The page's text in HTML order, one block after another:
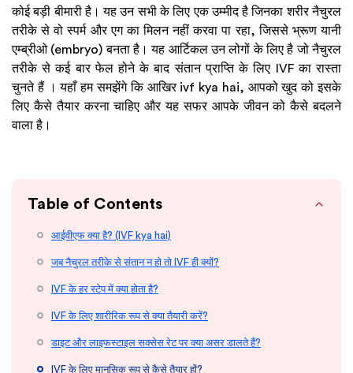
कोई बड़ी बीमारी है। यह उन सभी के लिए एक उम्मीद है जिनका शरीर नैचुरल
तरीके से वो स्पर्म और एग का मिलन नहीं करवा पा रहा, जिससे भ्रूण यानी
एम्ब्रीओ (embryo) बनता है। यह आर्टिकल उन लोगों के लिए है जो नैचुरल
तरीके से कई बार फेल होने के बाद संतान प्राप्ति के लिए IVF का रास्ता
चुनते हैं । यहाँ हम समझेंगे कि आखिर ivf kya hai, आपको खुद को इसके
लिए कैसे तैयार करना चाहिए और यह सफर आपके जीवन को कैसे बदलने
वाला है।
Table of Contents
आईवीएफ क्या है? (IVF kya hai)
जब नैचुरल तरीके से संतान न हो तो IVF ही क्यों?
IVF के हर स्टेप में क्या होता है?
IVF के लिए शारीरिक रूप से क्या तैयारी करें?
डाइट और लाइफस्टाइल सक्सेस रेट पर क्या असर डालते हैं?
IVF के लिए मानसिक रूप से कैसे तैयार हों?